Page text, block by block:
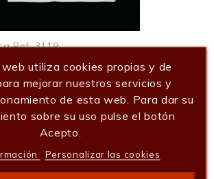
Ref: 3119
al carrito
utiliza cookies propias y de
mejorar nuestros servicios y
de esta web. Para dar su
sobre su uso pulse el botón
Acepto.
Personalizar las cookies